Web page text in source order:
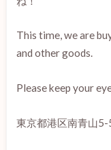
This time, we are
and other goods.
Please keep your
東京都港区南青山